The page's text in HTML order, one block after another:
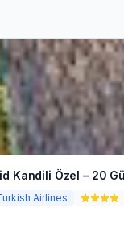
Kandili Özel – 20
Airlines